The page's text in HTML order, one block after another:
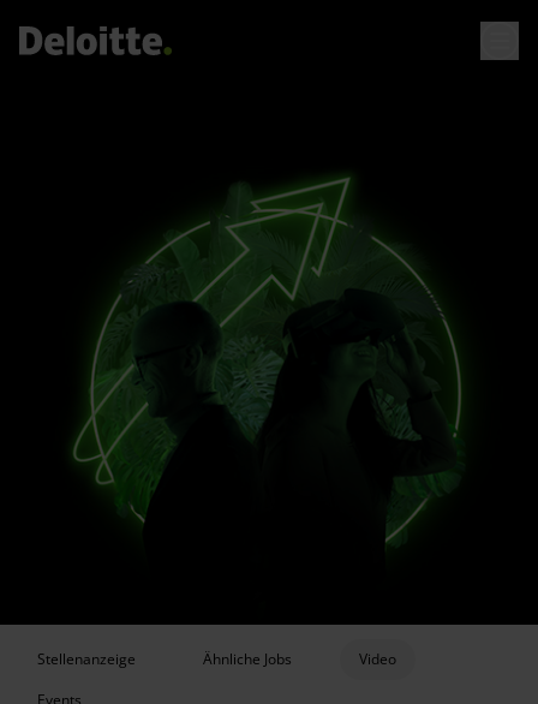
Stellenanzeige Ähnliche Jobs
Video
Events